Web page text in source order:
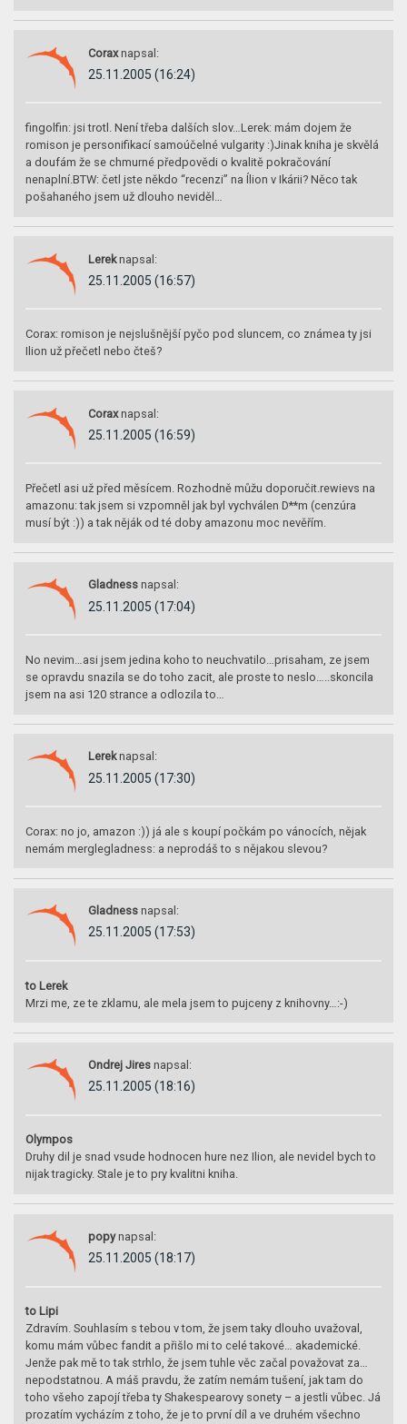
Corax napsal:
25.11.2005 (16:24)
fingolfin: jsi trotl. Není třeba dalších slov…Lerek: mám dojem že
romison je personifikací samoúčelné vulgarity :)Jinak kniha je skvělá
a doufám že se chmurné předpovědi o kvalitě pokračování
nenaplní.BTW: četl jste někdo “recenzi” na Ílion v Ikárii? Něco tak
pošahaného jsem už dlouho neviděl…
Lerek napsal:
25.11.2005 (16:57)
Corax: romison je nejslušnější pyčo pod sluncem, co známea ty jsi
Ilion už přečetl nebo čteš?
Corax napsal:
25.11.2005 (16:59)
Přečetl asi už před měsícem. Rozhodně můžu doporučit.rewievs na
amazonu: tak jsem si vzpomněl jak byl vychválen D**m (cenzúra
musí být :)) a tak něják od té doby amazonu moc nevěřím.
Gladness napsal:
25.11.2005 (17:04)
No nevim…asi jsem jedina koho to neuchvatilo…prisaham, ze jsem
se opravdu snazila se do toho zacit, ale proste to neslo…..skoncila
jsem na asi 120 strance a odlozila to…
Lerek napsal:
25.11.2005 (17:30)
Corax: no jo, amazon :)) já ale s koupí počkám po vánocích, nějak
nemám merglegladness: a neprodáš to s nějakou slevou?
Gladness napsal:
25.11.2005 (17:53)
to Lerek
Mrzi me, ze te zklamu, ale mela jsem to pujceny z knihovny…:-)
Ondrej Jires napsal:
25.11.2005 (18:16)
Olympos
Druhy dil je snad vsude hodnocen hure nez Ilion, ale nevidel bych to
nijak tragicky. Stale je to pry kvalitni kniha.
popy napsal:
25.11.2005 (18:17)
to Lipi
Zdravím. Souhlasím s tebou v tom, že jsem taky dlouho uvažoval,
komu mám vůbec fandit a přišlo mi to celé takové… akademické.
Jenže pak mě to tak strhlo, že jsem tuhle věc začal považovat za…
nepodstatnou. A máš pravdu, že zatím nemám tušení, jak tam do
toho všeho zapojí třeba ty Shakespearovy sonety – a jestli vůbec. Já
prozatím vycházím z toho, že je to první díl a ve druhém všechno